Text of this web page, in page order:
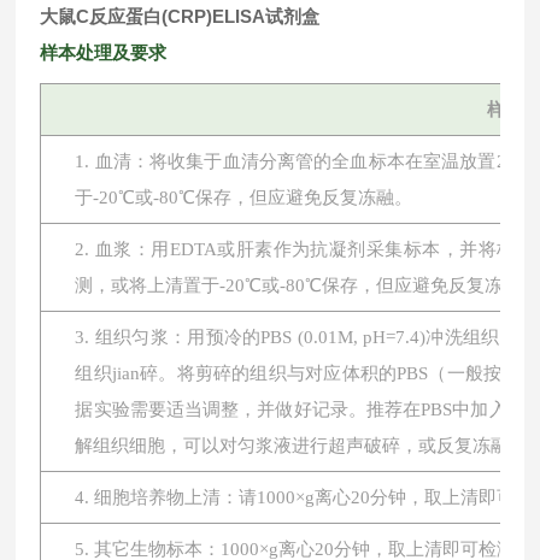
大鼠C反应蛋白(CRP)ELISA试剂盒
样本处理及要求
样本
1. 血清：将收集于血清分离管的全血标本在室温放置2
于-20℃或-80℃保存，但应避免反复冻融。
2. 血浆：用EDTA或肝素作为抗凝剂采集标本，并将标
测，或将上清置于-20℃或-80℃保存，但应避免反复冻融。
3. 组织匀浆：用预冷的PBS (0.01M, pH=7.4)冲洗组织，
组织jian碎。将剪碎的组织与对应体积的PBS（一般按
据实验需要适当调整，并做好记录。推荐在PBS中加入
解组织细胞，可以对匀浆液进行超声破碎，或反复冻融。
4. 细胞培养物上清：请1000×g离心20分钟，取上清即可
5. 其它生物标本：1000×g离心20分钟，取上清即可检测。